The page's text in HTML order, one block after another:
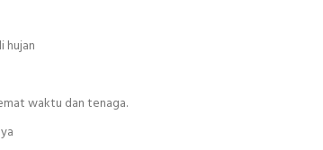
hujan
waktu dan tenaga.